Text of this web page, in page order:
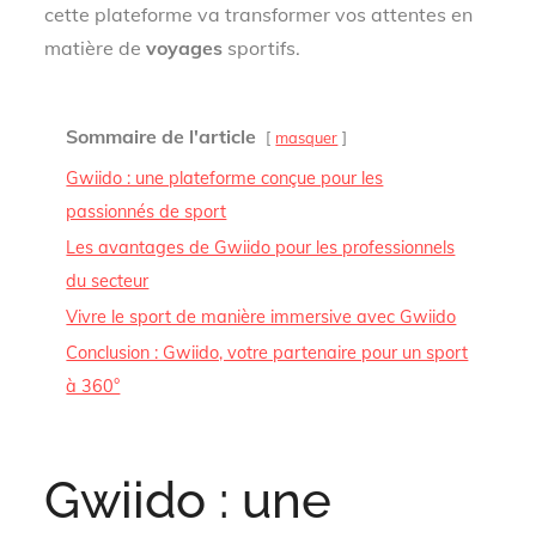
cette plateforme va transformer vos attentes en
matière devoyages sportifs.
Sommaire de l'article masquer
Gwiido : une plateforme conçue pour les
passionnés de sport
Les avantages de Gwiido pour les professionnels
du secteur
Vivre le sport de manière immersive avec Gwiido
Conclusion : Gwiido, votre partenaire pour un sport
à 360°
Gwiido : une